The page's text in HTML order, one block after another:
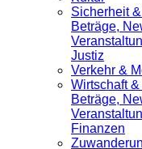
Sicherheit
Beträge,
Justiz
Verkehr &
Wirtschaft
Beträge,
Finanzen